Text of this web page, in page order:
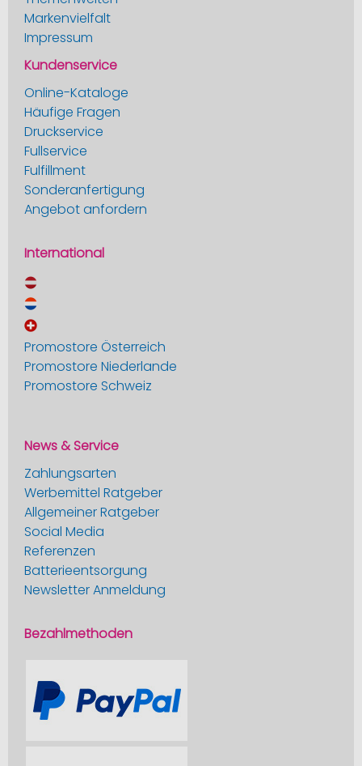
Markenvielfalt
Impressum
Kundenservice
Online-Kataloge
Häufige Fragen
Druckservice
Fullservice
Fulfillment
Sonderanfertigung
Angebot anfordern
International
Promostore Österreich
Promostore Niederlande
Promostore Schweiz
News & Service
Zahlungsarten
Werbemittel Ratgeber
Allgemeiner Ratgeber
Social Media
Referenzen
Batterieentsorgung
Newsletter Anmeldung
Bezahlmethoden